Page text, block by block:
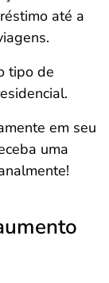
até a
tipo de
em seu
uma